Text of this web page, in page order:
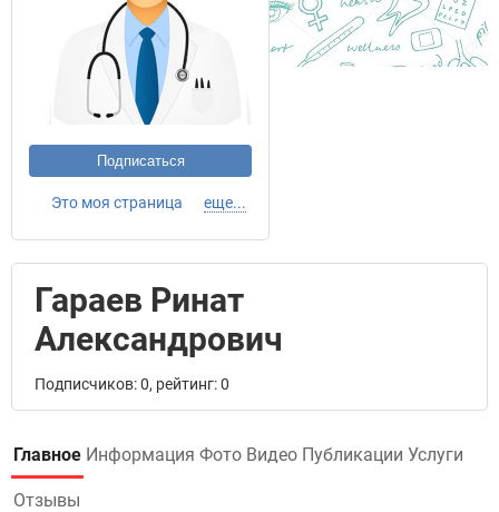
Подписаться
Это моя страница еще...
Гараев Ринат
Александрович
Подписчиков: 0, рейтинг: 0
Главное Информация Фото Видео Публикации Услуги
Отзывы